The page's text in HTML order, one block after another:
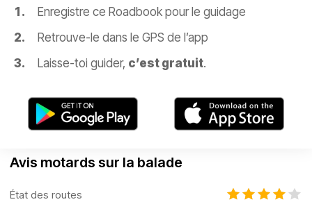
Enregistre ce Roadbook pour le guidage
Retrouve-le dans le GPS de l’app
Laisse-toi guider, c’est gratuit.
Avis motards sur la balade
État des routes